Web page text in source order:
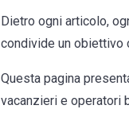
Dietro ogni articolo,
condivide un obiettivo
Questa pagina
vacanzieri e operatori